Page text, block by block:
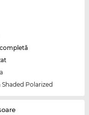
Polarized